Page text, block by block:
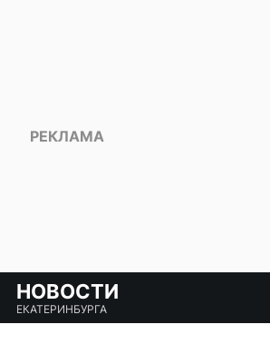
НОВОСТИ
ЕКАТЕРИНБУРГА